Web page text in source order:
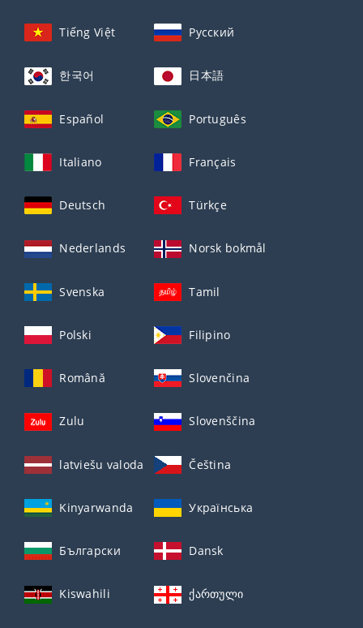
Tiếng Việt Русский
한국어 日本語
Español Português
Italiano Français
Deutsch Türkçe
Nederlands Norsk bokmål
Svenska Tamil
Polski Filipino
Română Slovenčina
Zulu Slovenščina
latviešu valoda Čeština
Kinyarwanda Українська
Български Dansk
Kiswahili ქართული